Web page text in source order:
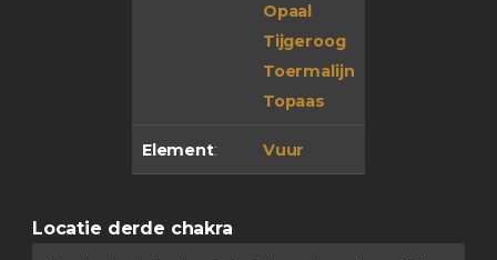
Opaal
Tijgeroog
Toermalijn
Topaas
Element: Vuur
Locatie derde chakra